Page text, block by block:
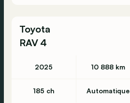
Toyota
RAV 4
2025 10 888 km
185 ch Automatique